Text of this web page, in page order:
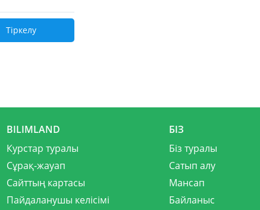
Тіркелу
BILIMLAND
Курстар туралы
Сұрақ-жауап
Сайттың картасы
Пайдаланушы келісімі
БІЗ
Біз туралы
Сатып алу
Мансап
Байланыс